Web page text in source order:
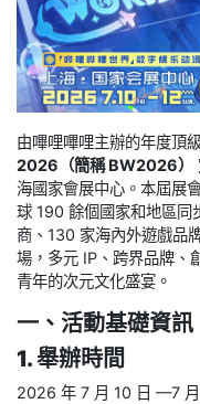
由嗶哩嗶哩主辦的年度頂
2026（簡稱 BW2026）
海國家會展中心。本屆展
球 190 餘個國家和地區同
商、130 家海內外遊戲品
場，多元 IP、跨界品牌、
青年的次元文化盛宴。
一、活動基礎資訊
1. 舉辦時間
2026 年 7 月 10 日 —7